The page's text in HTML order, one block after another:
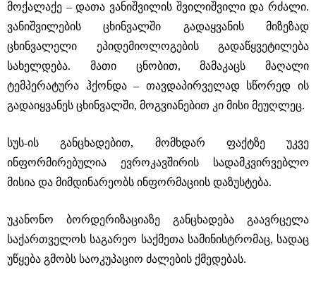
მოქალაქე – დათა ვანიშვილის შვილიშვილი და რძალი.
ვანიშვილების ცხინვალში გადაყვანის მიზეზად
ცხინვალელი ეპიდემიოლოგების გადაწყვეტილება
სახელდება. მათი ცნობით, მამაკაცს მაღალი
ტემპერატურა ჰქონდა – თავდაპირველად სწორედ ის
გადაიყვანეს ცხინვალში, მოგვიანებით კი მისი მეუღლეც.
სუს-ის განცხადებით, მომხდარ ფაქტზე უკვე
ინფორმირებულია ევროკავშირის სადამკვირვებლო
მისია და მიმდინარეობს ინფორმაციის დაზუსტება.
უკანონო ბორდერიზაციაზე განცხადება გაავრცელა
საქართველოს საგარეო საქმეთა სამინისტრომაც, სადაც
უწყება გმობს საოკუპაციო ძალების ქმედებას.